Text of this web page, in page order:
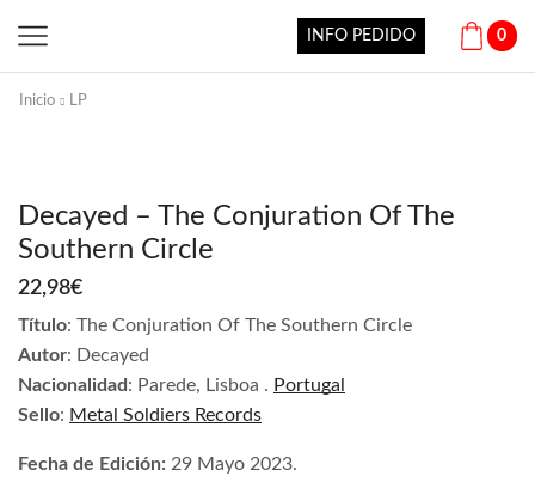
INFO PEDIDO 0
Inicio LP
Decayed – The Conjuration Of The
Southern Circle
22,98€
Título: The Conjuration Of The Southern Circle
Autor: Decayed
Nacionalidad: Parede, Lisboa . Portugal
Sello: Metal Soldiers Records
Fecha de Edición: 29 Mayo 2023.